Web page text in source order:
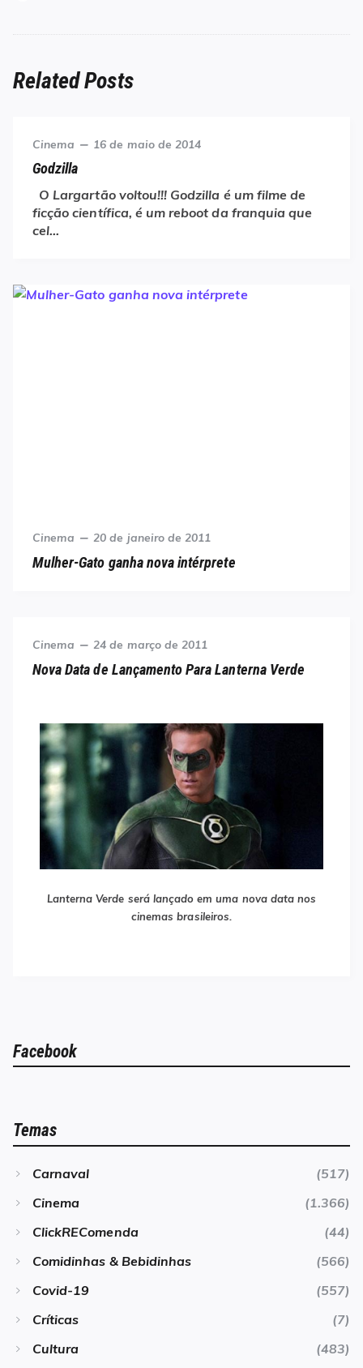
Related Posts
Category
Cinema
Posted
16 de maio de 2014
Godzilla
O Largartão voltou!!! Godzilla é um filme de
ficção científica, é um reboot da franquia que
cel…
Category
Cinema
Posted
20 de janeiro de 2011
Mulher-Gato ganha nova intérprete
Category
Cinema
Posted
24 de março de 2011
Nova Data de Lançamento Para Lanterna Verde
Lanterna Verde será lançado em uma nova data nos
cinemas brasileiros.
Facebook
Temas
Carnaval
(517)
Cinema
(1.366)
ClickREComenda
(44)
Comidinhas & Bebidinhas
(566)
Covid-19
(557)
Críticas
(7)
Cultura
(483)